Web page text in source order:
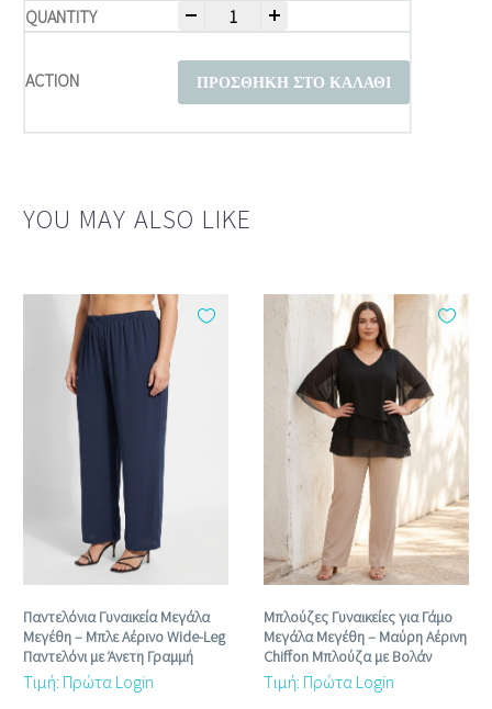
Παντελόνια Γυναικεία Plus Size –
ΠΡΟΣΘΉΚΗ ΣΤΟ ΚΑΛΆΘΙ
YOU MAY ALSO LIKE
Παντελόνια Γυναικεία Μεγάλα
Μεγέθη – Μπλε Αέρινο Wide‑Leg
Παντελόνι με Άνετη Γραμμή
Τιμή: Πρώτα Login
Μπλούζες Γυναικείες για Γάμο
Μεγάλα Μεγέθη – Μαύρη Αέρινη
Chiffon Μπλούζα με Βολάν
Τιμή: Πρώτα Login